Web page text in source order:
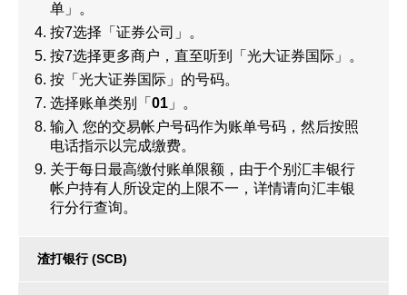
单」。
按7选择「证券公司」。
按7选择更多商户，直至听到「光大证券国际」。
按「光大证券国际」的号码。
选择账单类别「 01 」。
输入 您的交易帐户号码作为账单号码，然后按照
电话指示以完成缴费。
关于每日最高缴付账单限额，由于个别汇丰银行
帐户持有人所设定的上限不一，详情请向汇丰银
行分行查询。
渣打银行 (SCB)